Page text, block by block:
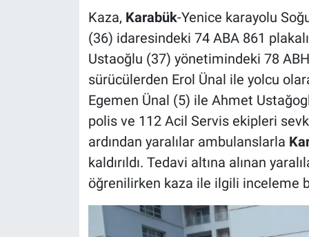
Kaza, Karabük-Yenice karayolu
(36) idaresindeki 74 ABA 861
Ustaoğlu (37) yönetimindeki 78
sürücülerden Erol Ünal ile yolcu
Egemen Ünal (5) ile Ahmet
polis ve 112 Acil Servis ekipleri
ardından yaralılar ambulanslarla
kaldırıldı. Tedavi altına alınan
öğrenilirken kaza ile ilgili inceleme